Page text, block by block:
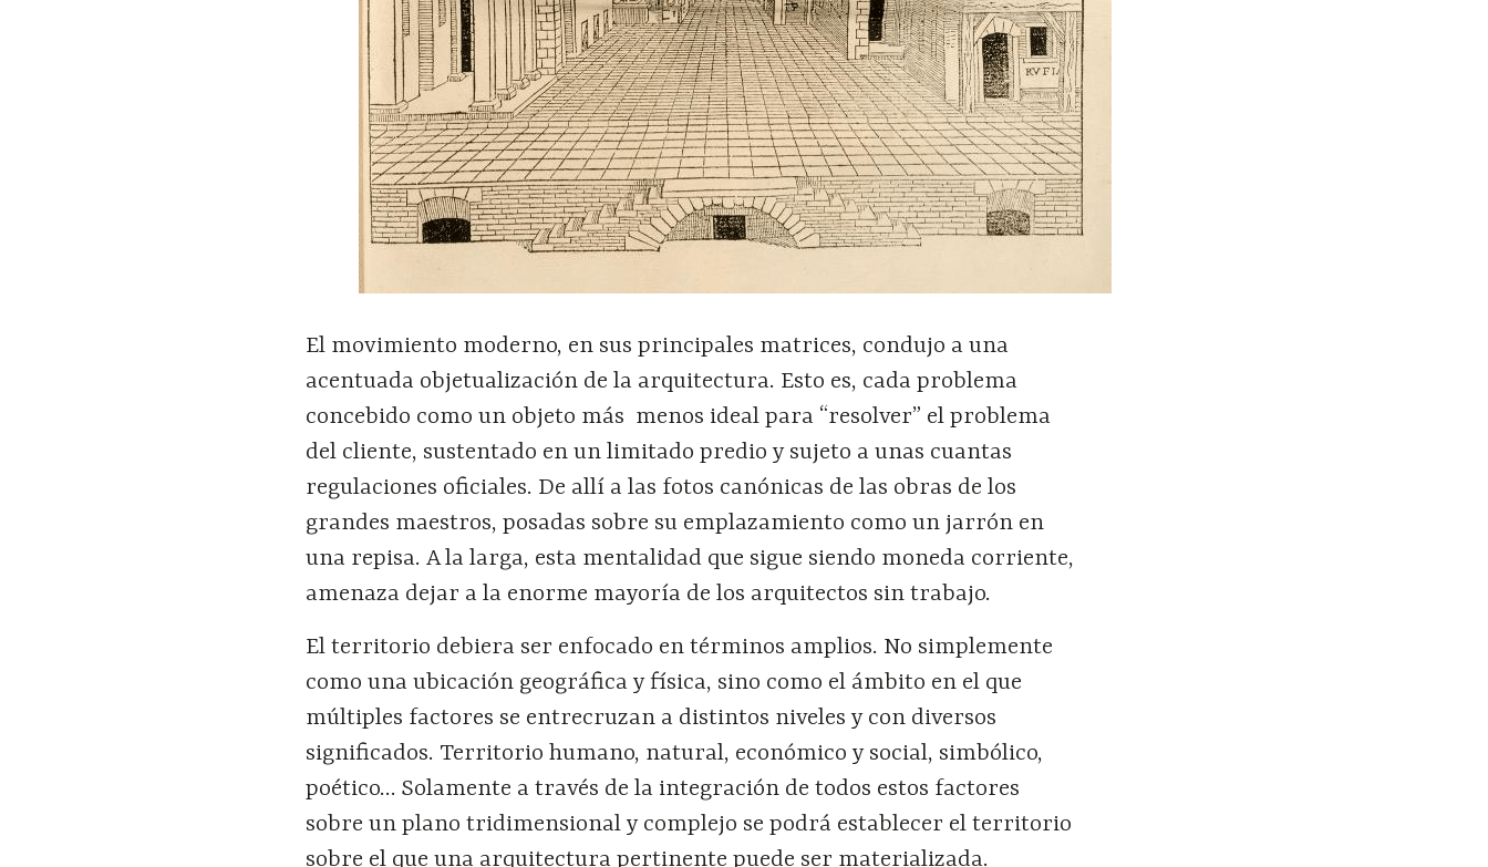
El movimiento moderno, en sus principales matrices, condujo a una
acentuada objetualización de la arquitectura. Esto es, cada problema
concebido como un objeto más menos ideal para “resolver” el problema
del cliente, sustentado en un limitado predio y sujeto a unas cuantas
regulaciones oficiales. De allí a las fotos canónicas de las obras de los
grandes maestros, posadas sobre su emplazamiento como un jarrón en
una repisa. A la larga, esta mentalidad que sigue siendo moneda corriente,
amenaza dejar a la enorme mayoría de los arquitectos sin trabajo.
El territorio debiera ser enfocado en términos amplios. No simplemente
como una ubicación geográfica y física, sino como el ámbito en el que
múltiples factores se entrecruzan a distintos niveles y con diversos
significados. Territorio humano, natural, económico y social, simbólico,
poético… Solamente a través de la integración de todos estos factores
sobre un plano tridimensional y complejo se podrá establecer el territorio
sobre el que una arquitectura pertinente puede ser materializada.